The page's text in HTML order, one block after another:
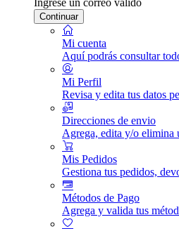
Continuar
Mi cuenta
Aquí podrás consultar
Mi Perfil
Revisa y edita tus datos
Direcciones de envio
Agrega, edita y/o elimina
Mis Pedidos
Gestiona tus pedidos,
Métodos de Pago
Agrega y valida tus